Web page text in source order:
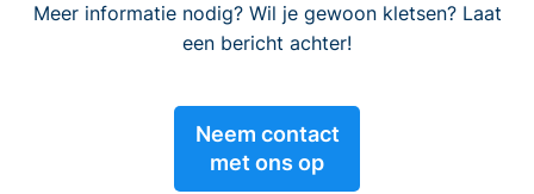
Meer informatie nodig? Wil je gewoon kletsen? Laat
een bericht achter!
Neem contact
met ons op